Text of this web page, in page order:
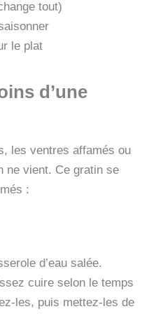
tout)
le plat
d’une
les ventres affamés ou
ne vient. Ce gratin se
:
d’eau salée.
cuire selon le temps
les, puis mettez-les de